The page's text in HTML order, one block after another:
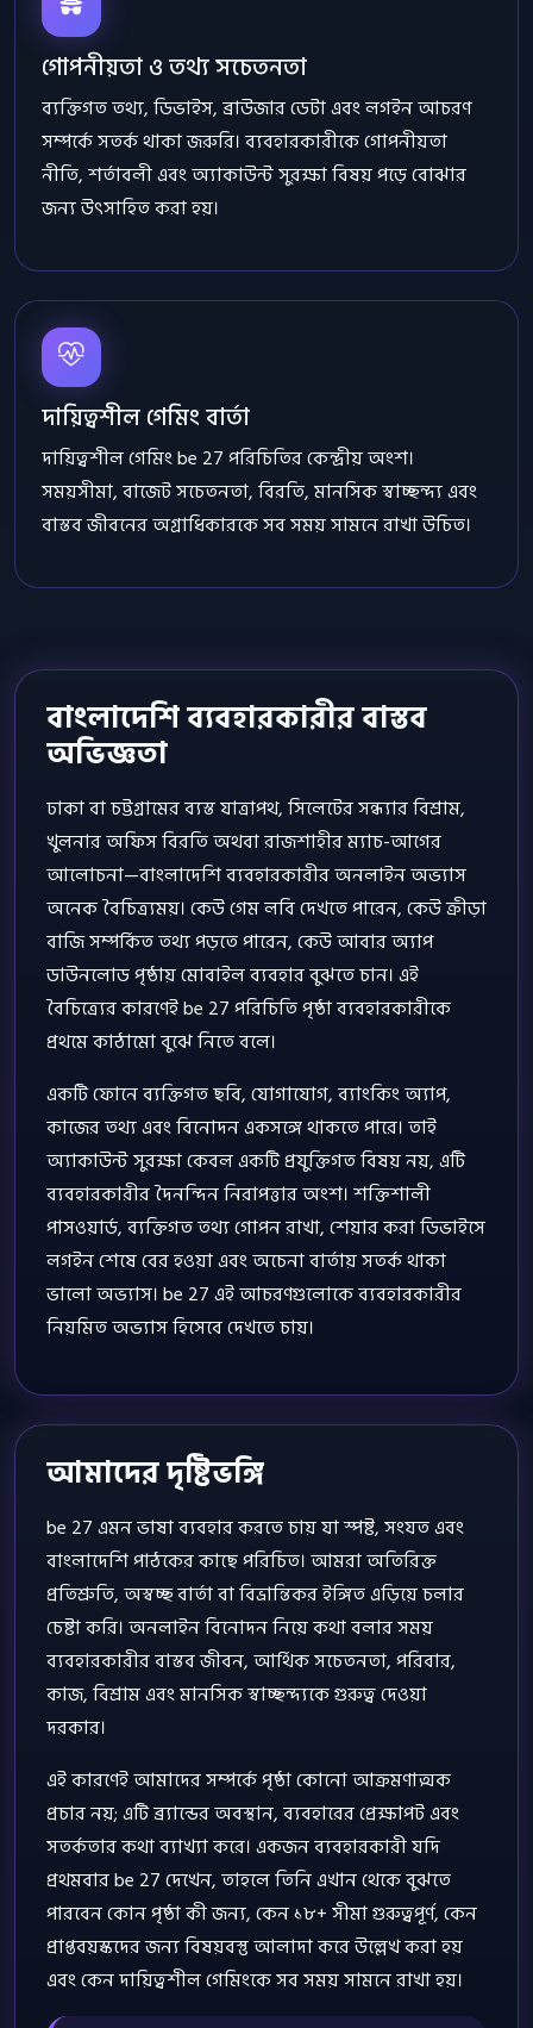
গোপনীয়তা ও তথ্য সচেতনতা
ব্যক্তিগত তথ্য, ডিভাইস, ব্রাউজার ডেটা এবং লগইন আচরণ
সম্পর্কে সতর্ক থাকা জরুরি। ব্যবহারকারীকে গোপনীয়তা
নীতি, শর্তাবলী এবং অ্যাকাউন্ট সুরক্ষা বিষয় পড়ে বোঝার
জন্য উৎসাহিত করা হয়।
দায়িত্বশীল গেমিং বার্তা
দায়িত্বশীল গেমিং be 27 পরিচিতির কেন্দ্রীয় অংশ।
সময়সীমা, বাজেট সচেতনতা, বিরতি, মানসিক স্বাচ্ছন্দ্য এবং
বাস্তব জীবনের অগ্রাধিকারকে সব সময় সামনে রাখা উচিত।
বাংলাদেশি ব্যবহারকারীর বাস্তব
অভিজ্ঞতা
ঢাকা বা চট্টগ্রামের ব্যস্ত যাত্রাপথ, সিলেটের সন্ধ্যার বিশ্রাম,
খুলনার অফিস বিরতি অথবা রাজশাহীর ম্যাচ-আগের
আলোচনা—বাংলাদেশি ব্যবহারকারীর অনলাইন অভ্যাস
অনেক বৈচিত্র্যময়। কেউ গেম লবি দেখতে পারেন, কেউ ক্রীড়া
বাজি সম্পর্কিত তথ্য পড়তে পারেন, কেউ আবার অ্যাপ
ডাউনলোড পৃষ্ঠায় মোবাইল ব্যবহার বুঝতে চান। এই
বৈচিত্র্যের কারণেই be 27 পরিচিতি পৃষ্ঠা ব্যবহারকারীকে
প্রথমে কাঠামো বুঝে নিতে বলে।
একটি ফোনে ব্যক্তিগত ছবি, যোগাযোগ, ব্যাংকিং অ্যাপ,
কাজের তথ্য এবং বিনোদন একসঙ্গে থাকতে পারে। তাই
অ্যাকাউন্ট সুরক্ষা কেবল একটি প্রযুক্তিগত বিষয় নয়, এটি
ব্যবহারকারীর দৈনন্দিন নিরাপত্তার অংশ। শক্তিশালী
পাসওয়ার্ড, ব্যক্তিগত তথ্য গোপন রাখা, শেয়ার করা ডিভাইসে
লগইন শেষে বের হওয়া এবং অচেনা বার্তায় সতর্ক থাকা
ভালো অভ্যাস। be 27 এই আচরণগুলোকে ব্যবহারকারীর
নিয়মিত অভ্যাস হিসেবে দেখতে চায়।
আমাদের দৃষ্টিভঙ্গি
be 27 এমন ভাষা ব্যবহার করতে চায় যা স্পষ্ট, সংযত এবং
বাংলাদেশি পাঠকের কাছে পরিচিত। আমরা অতিরিক্ত
প্রতিশ্রুতি, অস্বচ্ছ বার্তা বা বিভ্রান্তিকর ইঙ্গিত এড়িয়ে চলার
চেষ্টা করি। অনলাইন বিনোদন নিয়ে কথা বলার সময়
ব্যবহারকারীর বাস্তব জীবন, আর্থিক সচেতনতা, পরিবার,
কাজ, বিশ্রাম এবং মানসিক স্বাচ্ছন্দ্যকে গুরুত্ব দেওয়া
দরকার।
এই কারণেই আমাদের সম্পর্কে পৃষ্ঠা কোনো আক্রমণাত্মক
প্রচার নয়; এটি ব্র্যান্ডের অবস্থান, ব্যবহারের প্রেক্ষাপট এবং
সতর্কতার কথা ব্যাখ্যা করে। একজন ব্যবহারকারী যদি
প্রথমবার be 27 দেখেন, তাহলে তিনি এখান থেকে বুঝতে
পারবেন কোন পৃষ্ঠা কী জন্য, কেন ১৮+ সীমা গুরুত্বপূর্ণ, কেন
প্রাপ্তবয়স্কদের জন্য বিষয়বস্তু আলাদা করে উল্লেখ করা হয়
এবং কেন দায়িত্বশীল গেমিংকে সব সময় সামনে রাখা হয়।